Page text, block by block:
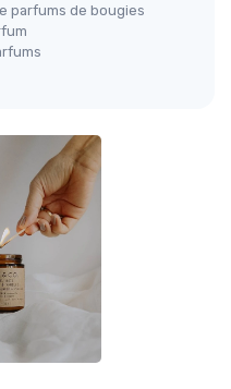
parfums de bougies